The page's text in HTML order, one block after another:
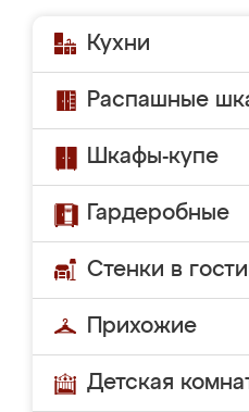
Кухни
Распашные
Шкафы-купе
Гардеробные
Стенки в
Прихожие
Детская